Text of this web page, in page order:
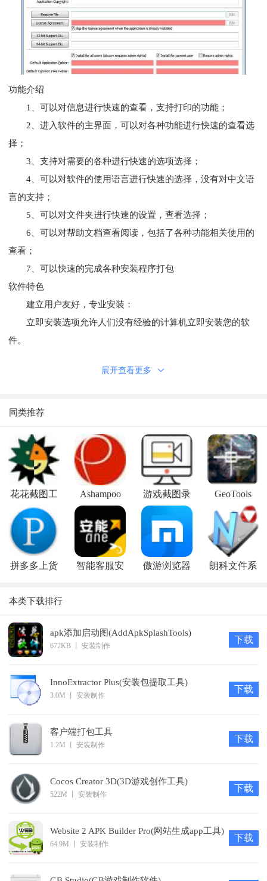
功能介绍
1、可以对信息进行快速的查看，支持打印的功能；
2、进入软件的主界面，可以对各种功能进行快速的查看选
择；
3、支持对需要的各种进行快速的选项选择；
4、可以对软件的使用语言进行快速的选择，没有对中文语
言的支持；
5、可以对文件夹进行快速的设置，查看选择；
6、可以对帮助文档查看阅读，包括了各种功能相关使用的
查看；
7、可以快速的完成各种安装程序打包
软件特色
建立用户友好，专业安装：
立即安装选项允许人们没有经验的计算机立即安装您的软
件。
deploymaster创建小而快的自解压安装，理想的可下载软
卸载程序会删除所有的痕迹，软件。
装，并自动重用以前的安装过程中的选择。
用户可以轻松地添加或删除组件再次运行安装。
管理员可以为所有用户安装;任何用户可以在没有管理员权
限的情况下自行安装。
在可移动设备上创建便携式安装，无管理员权限。
包装你的软件不能更容易：
简单，简单的图形用户界面。不需要学习另一种脚本语言。
DLL，ActiveX控件，类型库，字体自动注册。
装任务，并在他们完成工作时选择删除它们。
扩展功能的安装程序与DLL，你可以写在你选择的语言。(C
安装程序可以完全翻译与deploymaster，或用文本编辑器。
您可以从命令行调用生成器，或从自动生成或创建工具调用
更新日志
1、修复BUG
展开查看更多
同类推荐
花花截图工
具
Ashampoo
游戏截图录
Screen
GeoTools
22(CAD软
件)
拼多多上货
智能客服安
傲游浏览器
朗科文件系
本类下载排行
apk添加启动图(AddApkSplashTools)
672KB 安装制作
下载
InnoExtractor Plus(安装包提取工具)
3.0M 安装制作
下载
客户端打包工具
1.2M 安装制作
下载
Cocos Creator 3D(3D游戏创作工具)
522M 安装制作
下载
Website 2 APK Builder Pro(网站生成app工具)
64.9M 安装制作
下载